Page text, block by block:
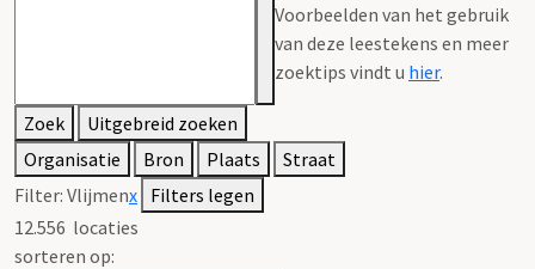
Voorbeelden van het gebruik
van deze leestekens en meer
zoektips vindt u hier.
Zoek
Uitgebreid zoeken
Organisatie
Bron Plaats
Straat
Filter: Vlijmenx Filters legen
12.556 locaties
sorteren op: